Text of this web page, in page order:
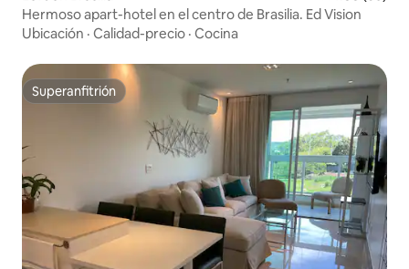
Hermoso apart-hotel en el centro de Brasilia. Ed Vision
Ubicación · Calidad-precio · Cocina
Superanfitrión
Superanfitrión